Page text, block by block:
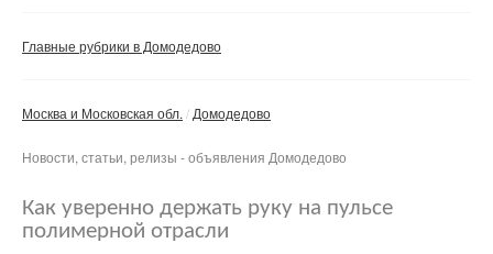
Главные рубрики в Домодедово
Москва и Московская обл. Домодедово
Новости, статьи, релизы - объявления Домодедово
Как уверенно держать руку на пульсе
полимерной отрасли